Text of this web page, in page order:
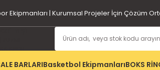
Ekipmanları | Kurumsal Projeler İçin Çözüm
BARLARIBasketbol EkipmanlarıBOKS